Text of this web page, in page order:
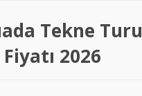
Tekne Turu
Fiyatı 2026